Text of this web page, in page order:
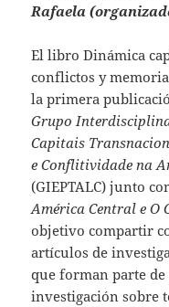
Rafaela
El libro Dinámica
conflictos y
la primera
Grupo
Capitais
e Conflitividade na
(GIEPTALC) junto
América Central e O
objetivo compartir
artículos de
que forman parte
investigación sobre